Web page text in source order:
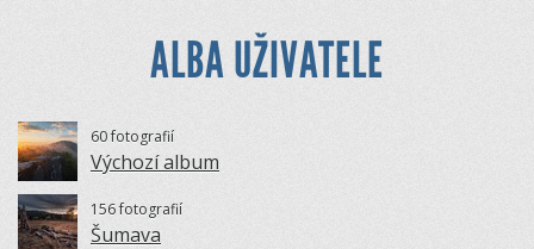
ALBA UŽIVATELE
60 fotografií
Výchozí album
156 fotografií
Šumava